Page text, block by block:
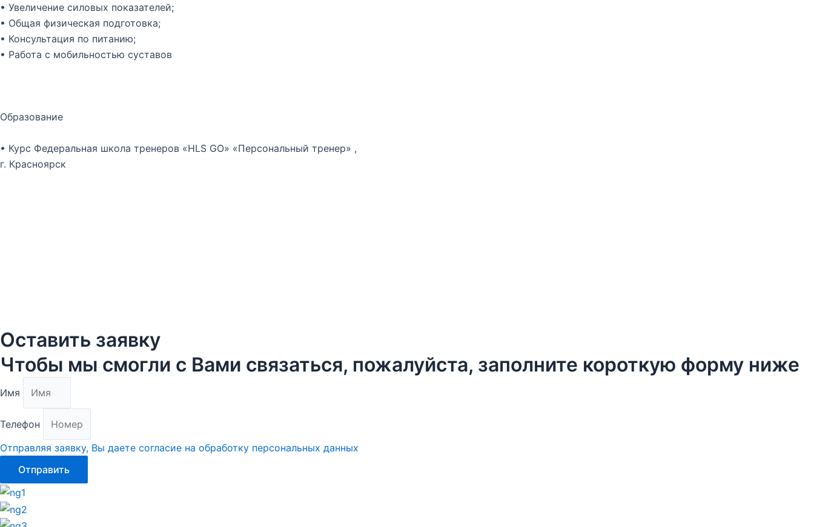
• Увеличение силовых показателей;
• Общая физическая подготовка;
• Консультация по питанию;
• Работа с мобильностью суставов
Образование
• Курс Федеральная школа тренеров «HLS GO» «Персональный тренер» ,
г. Красноярск
Оставить заявку
Чтобы мы смогли с Вами связаться, пожалуйста, заполните короткую форму ниже
Имя
Телефон
Отправляя заявку, Вы даете согласие на обработку персональных данных
Отправить